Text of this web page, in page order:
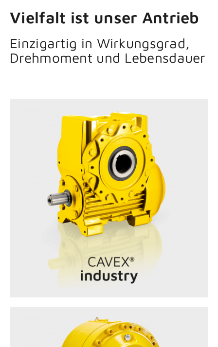
Vielfalt ist unser Antrieb
Einzigartig in Wirkungsgrad,
Drehmoment und Lebensdauer